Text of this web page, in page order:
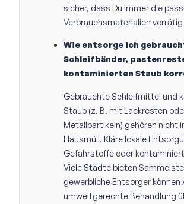
sicher, dass Du immer die
Verbrauchsmaterialien
Wie entsorge ich
Schleifbänder,
kontaminierten Staub
Gebrauchte Schleifmittel und
Staub (z. B. mit Lackresten
Metallpartikeln) gehören nicht
Hausmüll. Kläre lokale
Gefahrstoffe oder
Viele Städte bieten
gewerbliche Entsorger können
umweltgerechte Behandlung